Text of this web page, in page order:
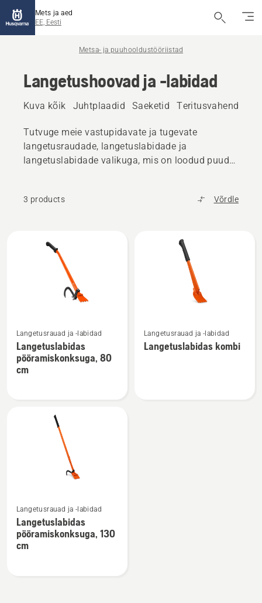
Mets ja aed
EE, Eesti
Metsa- ja puuhooldustööriistad
Langetushoovad ja -labidad
Kuva kõik Juhtplaadid Saeketid Teritusvahendid
Tutvuge meie vastupidavate ja tugevate
langetusraudade, langetuslabidade ja
langetuslabidade valikuga, mis on loodud puude
3 products Võrdle
rohkem
üksikasju
toote
Langetusrauad ja -labidad
Langetuslabidas
pööramiskonksuga, 80
cm
rohkem
üksikasju
Langetusrauad ja -labidad
Langetuslabidas kombi
rohkem
üksikasju
toote
Langetusrauad ja -labidad
Langetuslabidas
pööramiskonksuga, 130
cm